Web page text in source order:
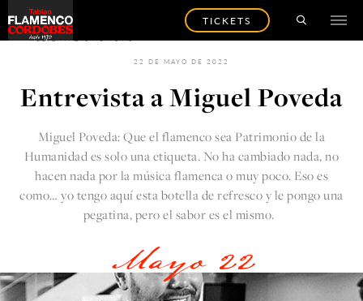
TICKETS
VOLVER A LAS NOTICIAS
22 DE MAYO DE 2022
Entrevista a Miguel Poveda
Miguel Poveda: Que el flamencosea Patrimonio de la
Humanidad es solo una etiqueta. No ha cambiado nada, no
hacen nada por la música flamenca o muy poco. Eso es
como… yo tengo aquí esta botella de refresco y le pongo una
pegatina, pero el sabor es el mismo.
Mayo 22